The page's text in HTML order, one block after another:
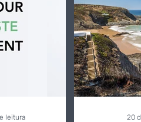
leitura 20